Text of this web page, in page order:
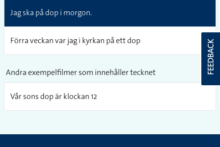
Jag ska på dop i morgon.
Förra veckan var jag i kyrkan på ett dop
Andra exempelfilmer som innehåller tecknet
Vår sons dop är klockan 12
FEEDBACK